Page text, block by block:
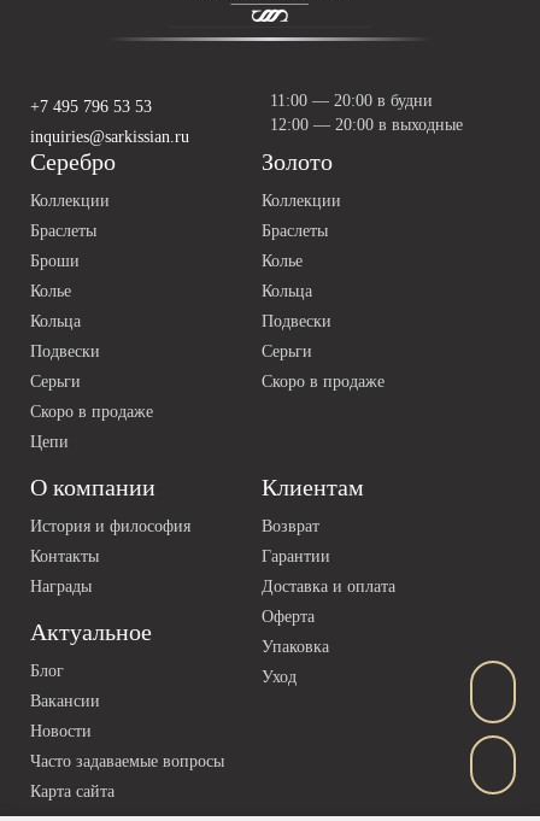
О компании
История и философия
Контакты
Награды
Актуальное
Блог
Вакансии
Новости
Часто задаваемые вопросы
Карта сайта
Клиентам
Возврат
Гарантии
Доставка и оплата
Оферта
Упаковка
Уход
Серебро
Коллекции
Браслеты
Броши
Колье
Кольца
Подвески
Серьги
Скоро в продаже
Цепи
Золото
Коллекции
Браслеты
Колье
Кольца
Подвески
Серьги
Скоро в продаже
+7 495 796 53 53
inquiries@sarkissian.ru
11:00 — 20:00 в будни
12:00 — 20:00 в выходные